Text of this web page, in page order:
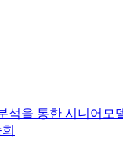
석을 통한 시니어모